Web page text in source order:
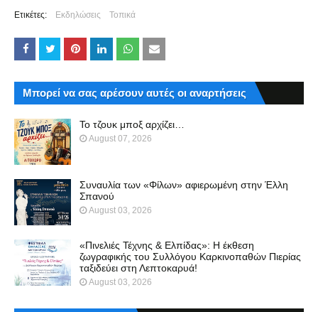
Ετικέτες: Εκδηλώσεις Τοπικά
Μπορεί να σας αρέσουν αυτές οι αναρτήσεις
Το τζουκ μπoξ αρχίζει…
August 07, 2026
Συναυλία των «Φίλων» αφιερωμένη στην Έλλη
Σπανού
August 03, 2026
«Πινελιές Τέχνης & Ελπίδας»: Η έκθεση
ζωγραφικής του Συλλόγου Καρκινοπαθών Πιερίας
ταξιδεύει στη Λεπτοκαρυά!
August 03, 2026